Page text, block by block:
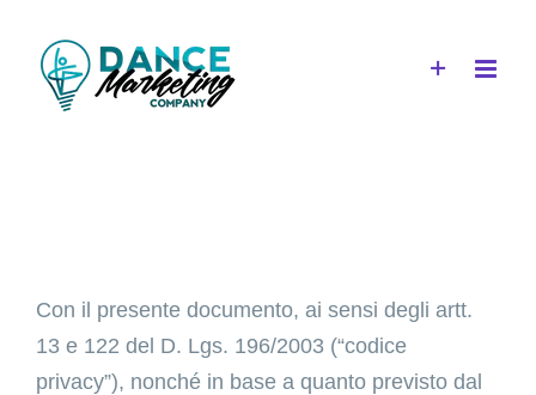
contenuto
Con il presente documento, ai sensi degli artt.
13 e 122 del D. Lgs. 196/2003 (“codice
privacy”), nonché in base a quanto previsto dal